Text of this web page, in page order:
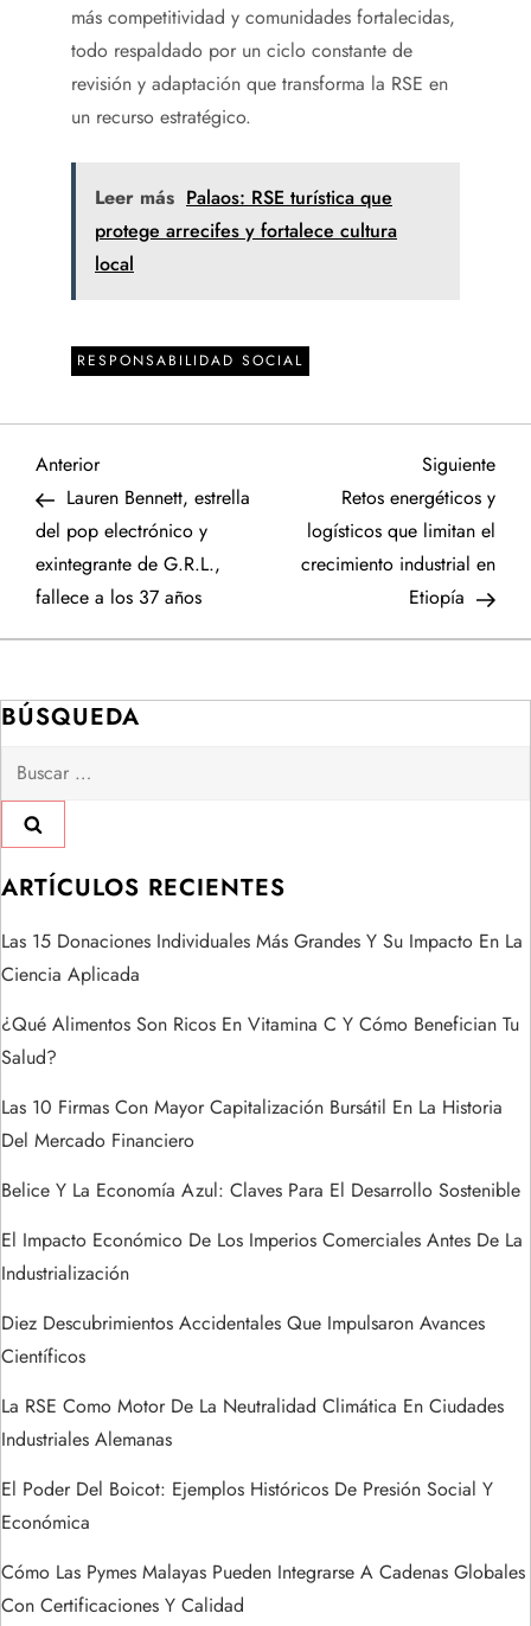
más competitividad y comunidades fortalecidas,
todo respaldado por un ciclo constante de
revisión y adaptación que transforma la RSE en
un recurso estratégico.
Leer más Palaos: RSE turística que
protege arrecifes y fortalece cultura
local
RESPONSABILIDAD SOCIAL
N
a
v
e
g
a
c
i
ó
n
d
e
e
n
t
r
a
d
a
s
Entrada
anterior
Anterior
Lauren Bennett, estrella
del pop electrónico y
exintegrante de G.R.L.,
fallece a los 37 años
Siguiente
Retos energéticos y
logísticos que limitan el
crecimiento industrial en
Etiopía
BÚSQUEDA
Buscar:
ARTÍCULOS RECIENTES
Las 15 Donaciones Individuales Más Grandes Y Su Impacto En La
Ciencia Aplicada
¿Qué Alimentos Son Ricos En Vitamina C Y Cómo Benefician Tu
Salud?
Las 10 Firmas Con Mayor Capitalización Bursátil En La Historia
Del Mercado Financiero
Belice Y La Economía Azul: Claves Para El Desarrollo Sostenible
El Impacto Económico De Los Imperios Comerciales Antes De La
Industrialización
Diez Descubrimientos Accidentales Que Impulsaron Avances
Científicos
La RSE Como Motor De La Neutralidad Climática En Ciudades
Industriales Alemanas
El Poder Del Boicot: Ejemplos Históricos De Presión Social Y
Económica
Cómo Las Pymes Malayas Pueden Integrarse A Cadenas Globales
Con Certificaciones Y Calidad